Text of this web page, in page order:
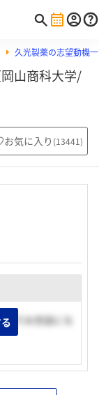
久光製薬の志望動機
山商科大学/
お気に入り (13441)
でお世話にな